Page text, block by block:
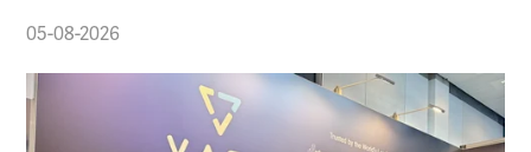
05-08-2026